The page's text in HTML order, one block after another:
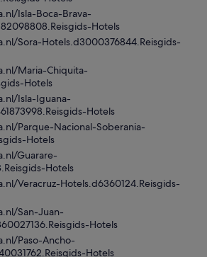
Isla-Boca-Brava-
Hotels
Sora-Hotels.d3000376844.Reisgids-
Maria-Chiquita-
Hotels
Isla-Iguana-
Hotels
Parque-Nacional-Soberania-
Hotels
Guarare-
Hotels
Veracruz-Hotels.d6360124.Reisgids-
San-Juan-
Hotels
Paso-Ancho-
Hotels